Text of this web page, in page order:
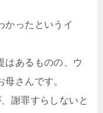
かったというイ
はあるものの、ウ
さんです。
謝罪すらしないと